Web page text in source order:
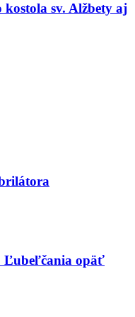
sv. Alžbety aj
Ľubeľčania opäť